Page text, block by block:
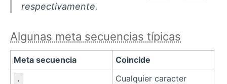
respectivamente.
Algunas meta secuencias típicas
Meta secuencia Coincide
. Cualquier caracter